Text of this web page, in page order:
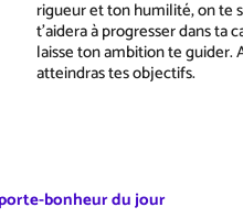
rigueur et ton humilité, on te
t'aidera à progresser dans ta
laisse ton ambition te guider.
atteindras tes objectifs.
bonheur du jour